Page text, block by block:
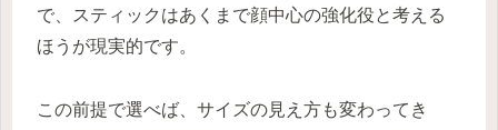
で、スティックはあくまで顔中心の強化役と考える
ほうが現実的です。
この前提で選べば、サイズの見え方も変わってき